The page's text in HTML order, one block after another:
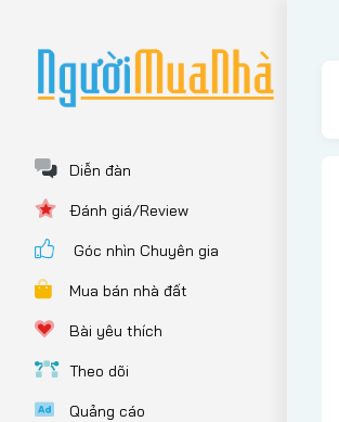
Diễn đàn
Đánh giá/Review
Góc nhìn Chuyên gia
Mua bán nhà đất
Bài yêu thích
Theo dõi
Quảng cáo